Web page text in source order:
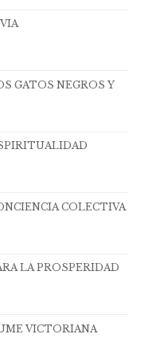
GATOS NEGROS Y
COLECTIVA
LA PROSPERIDAD
VICTORIANA